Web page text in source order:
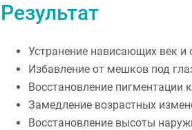
Результат
Устранение нависающих век и
Избавление от мешков под
Восстановление пигментации
Замедление возрастных
Восстановление высоты